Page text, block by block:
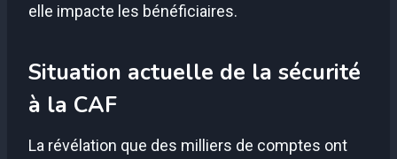
elle impacte les bénéficiaires.
Situation actuelle de la sécurité
à la CAF
La révélation que des milliers de comptes ont